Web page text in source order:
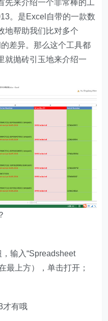
先来介绍一个非常棒的工
。是Excel自带的一款数
地帮助我们比对多个
差异。那么这个工具都
就抛砖引玉地来介绍一
输入“Spreadsheet
最上方），单击打开；
才有哦